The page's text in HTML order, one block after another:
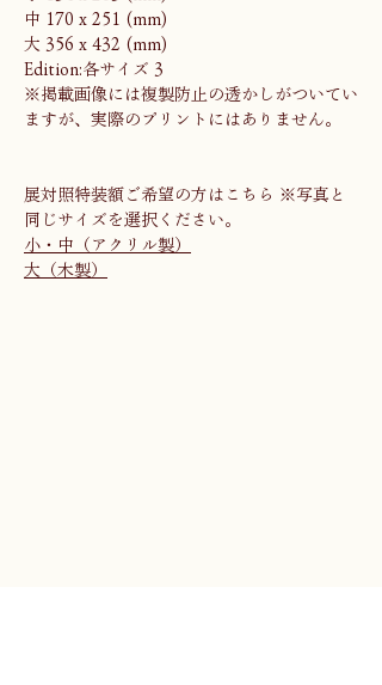
中 170 x 251 (mm)
大 356 x 432 (mm)
Edition:各サイズ 3
※掲載画像には複製防止の透かしがついてい
ますが、実際のプリントにはありません。
展対照特装額ご希望の方はこちら ※写真と
同じサイズを選択ください。
小・中（アクリル製）
大（木製）